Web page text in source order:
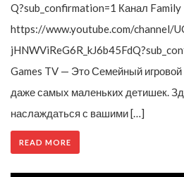
Q?sub_confirmation=1 Канал Family
https://www.youtube.com/channel/
Games TV — Это Семейный
даже самых маленьких детишек.
наслаждаться с вашими […]
READ MORE